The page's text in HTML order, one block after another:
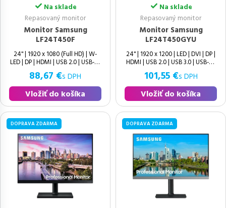
Na sklade
Repasovaný monitor
Monitor Samsung
LF24T450F
24" | 1920 x 1080 (Full HD) | W-
LED | DP | HDMI | USB 2.0 | USB-B |
88,67 €s DPH
Vložiť do košíka
Na sklade
Repasovaný monitor
Monitor Samsung
LF24T450GYU
24" | 1920 x 1200 | LED | DVI | DP |
HDMI | USB 2.0 | USB 3.0 | USB-B |
Speakers | 16:10 | Výborný | IPS |
101,55 €s DPH
Vložiť do košíka
DOPRAVA ZDARMA DOPRAVA ZDARMA